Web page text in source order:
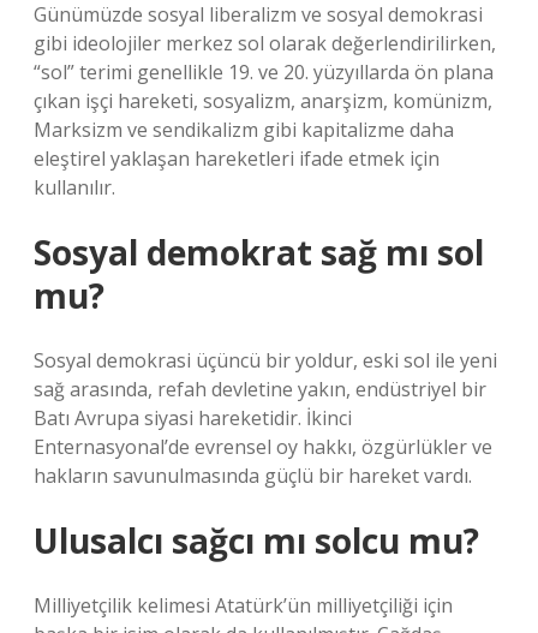
Günümüzde sosyal liberalizm ve sosyal demokrasi
gibi ideolojiler merkez sol olarak değerlendirilirken,
“sol” terimi genellikle 19. ve 20. yüzyıllarda ön plana
çıkan işçi hareketi, sosyalizm, anarşizm, komünizm,
Marksizm ve sendikalizm gibi kapitalizme daha
eleştirel yaklaşan hareketleri ifade etmek için
kullanılır.
Sosyal demokrat sağ mı sol
mu?
Sosyal demokrasi üçüncü bir yoldur, eski sol ile yeni
sağ arasında, refah devletine yakın, endüstriyel bir
Batı Avrupa siyasi hareketidir. İkinci
Enternasyonal’de evrensel oy hakkı, özgürlükler ve
hakların savunulmasında güçlü bir hareket vardı.
Ulusalcı sağcı mı solcu mu?
Milliyetçilik kelimesi Atatürk’ün milliyetçiliği için